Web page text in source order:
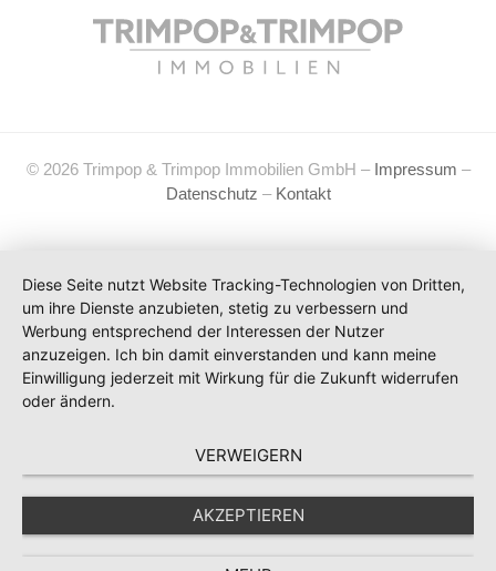
© 2026 Trimpop & Trimpop Immobilien GmbH – Impressum –
Datenschutz – Kontakt
Diese Seite nutzt Website Tracking-Technologien von Dritten,
um ihre Dienste anzubieten, stetig zu verbessern und
Werbung entsprechend der Interessen der Nutzer
anzuzeigen. Ich bin damit einverstanden und kann meine
Einwilligung jederzeit mit Wirkung für die Zukunft widerrufen
oder ändern.
VERWEIGERN
AKZEPTIEREN